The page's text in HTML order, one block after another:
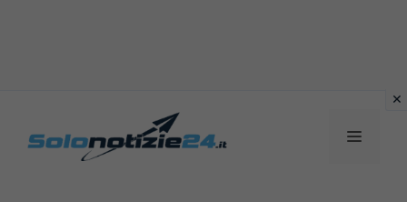
MENU